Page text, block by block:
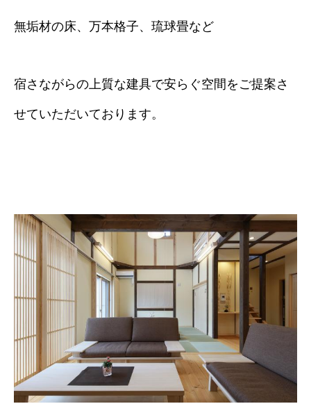
無垢材の床、万本格子、琉球畳など
宿さながらの上質な建具で安らぐ空間をご提案さ
せていただいております。